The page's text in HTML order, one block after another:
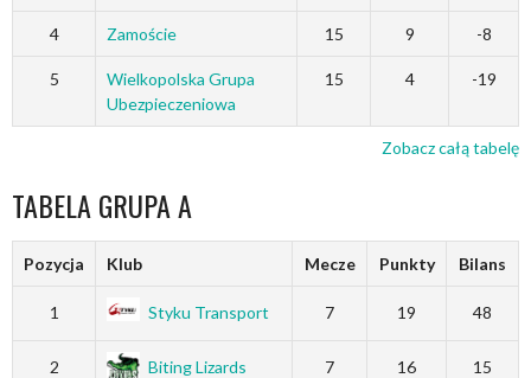
4 Zamoście 15 9 -8
5
Wielkopolska Grupa
Ubezpieczeniowa
15 4 -19
Zobacz całą tabelę
TABELA GRUPA A
Pozycja Klub Mecze Punkty Bilans
1 Styku Transport 7 19 48
2 Biting Lizards 7 16 15